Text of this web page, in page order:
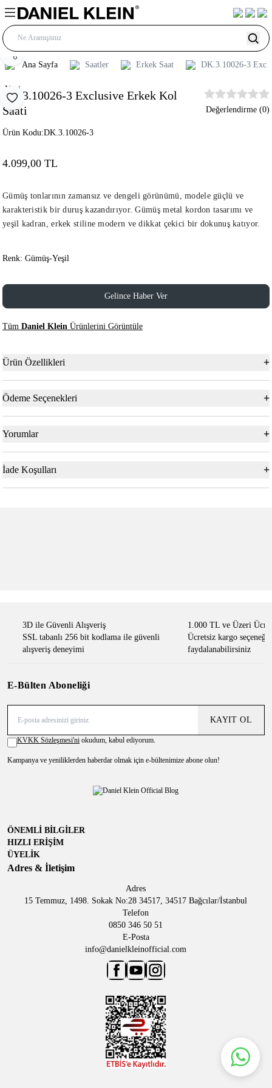
Ana Sayfa Saatler Erkek Saat DK.3.10026-3
Favoriye Ekle
Yeni
Paylaş
DK.3.10026-3 Exclusive Erkek Kol
Saati
Ürün Kodu:DK.3.10026-3
Değerlendirme (0)
4.099,00 TL
Gümüş tonlarının zamansız ve dengeli görünümü, modele güçlü ve
karakteristik bir duruş kazandırıyor. Gümüş metal kordon tasarımı ve
yeşil kadran, erkek stiline modern ve dikkat çekici bir dokunuş katıyor.
Renk: Gümüş-Yeşil
Gelince Haber Ver
Tüm Daniel Klein Ürünlerini Görüntüle
Ürün Özellikleri +
Ödeme Seçenekleri +
Yorumlar +
İade Koşulları +
3D ile Güvenli Alışveriş
SSL tabanlı 256 bit kodlama ile güvenli
alışveriş deneyimi
1.000 TL ve Üzeri
Ücretsiz kargo
faydalanabilirsiniz
E-Bülten Aboneliği
KAYIT OL
KVKK Sözleşmesi'ni okudum, kabul ediyorum.
Kampanya ve yeniliklerden haberdar olmak için e-bültenimize abone olun!
ÖNEMLİ BİLGİLER
HIZLI ERİŞİM
ÜYELİK
Adres & İletişim
Adres
15 Temmuz, 1498. Sokak No:28 34517, 34517 Bağcılar/İstanbul
Telefon
0850 346 50 51
E-Posta
info@danielkleinofficial.com
FacebookYoutubeInstagram